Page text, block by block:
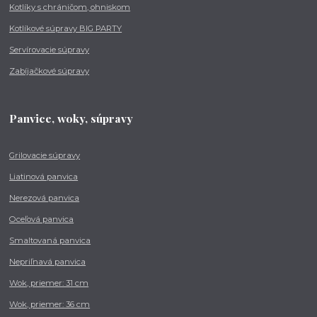
Kotlíky s chráničom, ohniskom
Kotlíkové súpravy BIG PARTY
Servírovacie súpravy
Zabíjačkové súpravy
Panvice, woky, súpravy
Grilovacie súpravy
Liatinová panvica
Nerezová panvica
Oceľová panvica
Smaltovaná panvica
Nepriľnavá panvica
Wok, priemer: 31 cm
Wok, priemer: 36 cm